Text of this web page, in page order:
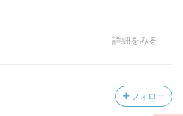
詳細をみる
フォロー